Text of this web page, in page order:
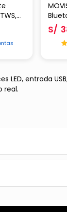
S/
entrada
real.